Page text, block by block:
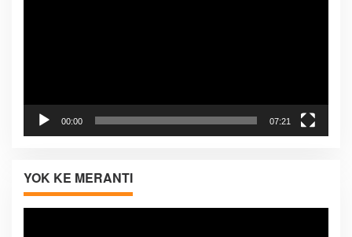
00:00 07:21
YOK KE MERANTI
Pemutar